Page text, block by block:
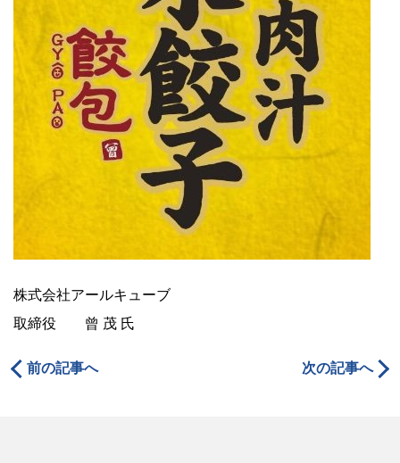
株式会社アールキューブ
取締役 曾 茂 氏
前の記事へ 次の記事へ